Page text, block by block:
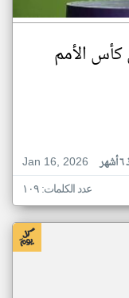
كأس الأمم
Jan 16, 2026
عدد الكلمات: ١٠٩